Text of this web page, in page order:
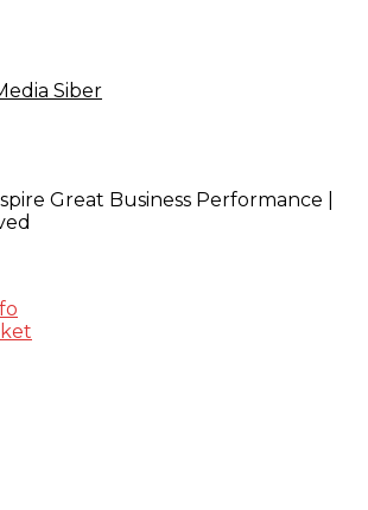
Siber
Great Business Performance |